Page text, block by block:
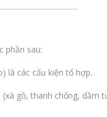
phần sau:
là các cấu kiện tổ hợp.
gồ, thanh chống, dầm